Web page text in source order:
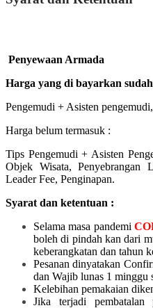
Penyewaan Armada
Harga yang di bayarkan
Pengemudi + Asisten
Harga belum termasuk :
Tips Pengemudi + Asisten
Objek Wisata, Penyebrangan
Leader Fee, Penginapan.
Syarat dan ketentuan :
Selama masa pandemi
boleh di pindah kan dari
keberangkatan dan tahun
Pesanan dinyatakan
dan Wajib lunas 1 minggu
Kelebihan pemakaian
Jika terjadi pembatalan